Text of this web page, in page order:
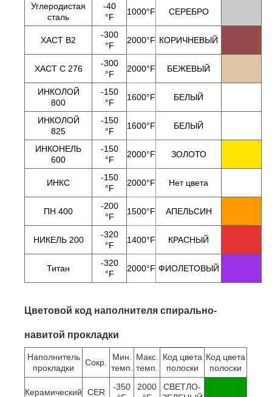
Углеродистая
сталь
-40
°F
1000°F СЕРЕБРО
ХАСТ B2
-300
°F
2000°F КОРИЧНЕВЫЙ
ХАСТ С 276
-300
°F
2000°F БЕЖЕВЫЙ
ИНКОЛОЙ
800
-150
°F
1600°F БЕЛЫЙ
ИНКОЛОЙ
825
-150
°F
1600°F БЕЛЫЙ
ИНКОНЕЛЬ
600
-150
°F
2000°F ЗОЛОТО
ИНКС
-150
°F
2000°F Нет цвета
ПН 400
-200
°F
1500°F АПЕЛЬСИН
НИКЕЛЬ 200
-320
°F
1400°F КРАСНЫЙ
Титан
-320
°F
2000°F ФИОЛЕТОВЫЙ
Цветовой код наполнителя спирально-
навитой прокладки
Наполнитель
прокладки
Сокр.
Мин.
темп.
Макс.
темп.
Код цвета
полоски
Код цвета
полоски
Керамический CER
-350
2000
СВЕТЛО-